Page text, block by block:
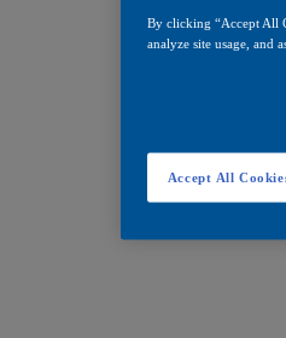
By clicking “Accept All
analyze site usage, and
Accept All